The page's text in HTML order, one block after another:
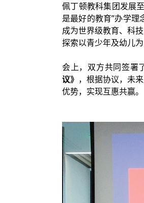
佩丁顿教科集团发展
是最好的教育”办学理
成为世界级教育、科
探索以青少年及幼儿
会上，双方共同签署
议》 ，根据协议，未
优势，实现互惠共赢。